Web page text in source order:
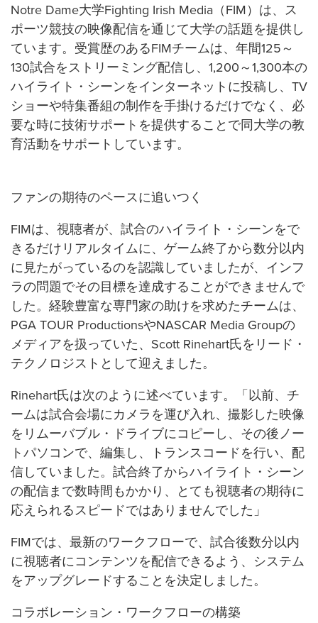
Notre Dame大学Fighting Irish Media（FIM）は、ス
ポーツ競技の映像配信を通じて大学の話題を提供し
ています。受賞歴のあるFIMチームは、年間125～
130試合をストリーミング配信し、1,200～1,300本の
ハイライト・シーンをインターネットに投稿し、TV
ショーや特集番組の制作を手掛けるだけでなく、必
要な時に技術サポートを提供することで同大学の教
育活動をサポートしています。
ファンの期待のペースに追いつく
FIMは、視聴者が、試合のハイライト・シーンをで
きるだけリアルタイムに、ゲーム終了から数分以内
に見たがっているのを認識していましたが、インフ
ラの問題でその目標を達成することができませんで
した。経験豊富な専門家の助けを求めたチームは、
PGA TOUR ProductionsやNASCAR Media Groupの
メディアを扱っていた、Scott Rinehart氏をリード・
テクノロジストとして迎えました。
Rinehart氏は次のように述べています。「以前、チ
ームは試合会場にカメラを運び入れ、撮影した映像
をリムーバブル・ドライブにコピーし、その後ノー
トパソコンで、編集し、トランスコードを行い、配
信していました。試合終了からハイライト・シーン
の配信まで数時間もかかり、とても視聴者の期待に
応えられるスピードではありませんでした」
FIMでは、最新のワークフローで、試合後数分以内
に視聴者にコンテンツを配信できるよう、システム
をアップグレードすることを決定しました。
コラボレーション・ワークフローの構築